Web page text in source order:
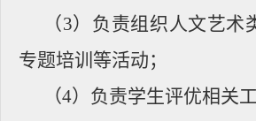
（3）负责组织人文艺术
专题培训等活动；
（4）负责学生评优相关工